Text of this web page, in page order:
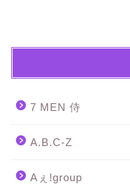
7 MEN 侍
A.B.C-Z
Aぇ!group